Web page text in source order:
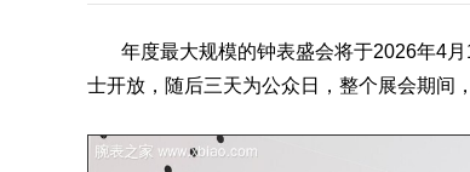
年度最大规模的钟表盛会将于2026年4
士开放，随后三天为公众日，整个展会期间